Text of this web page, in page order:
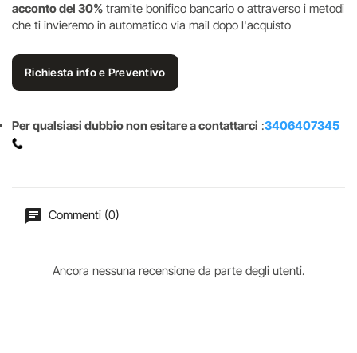
acconto del 30% tramite bonifico bancario o attraverso i metodi
che ti invieremo in automatico via mail dopo l'acquisto
Richiesta info e Preventivo
Per qualsiasi dubbio non esitare a contattarci :3406407345
Commenti (0)
Ancora nessuna recensione da parte degli utenti.